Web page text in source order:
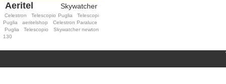
Aeritel Skywatcher
Celestron Telescopio Puglia
Telescopi
Puglia
aeritelshop
Celestron Paraluce
Puglia
Telescopio
Skywatcher newton
130